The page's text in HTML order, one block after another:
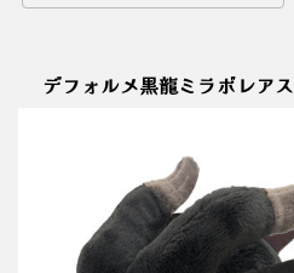
デフォルメ黒龍ミラボレアス